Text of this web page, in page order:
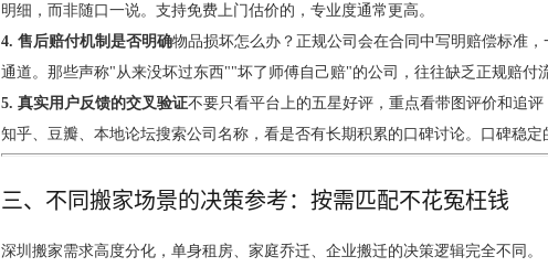
明细，而非随口一说。支持免费上门估价的，专业度通常更高。
4. 售后赔付机制是否明确物品损坏怎么办？正规公司会在合同中写明赔偿标准
通道。那些声称"从来没坏过东西""坏了师傅自己赔"的公司，往往缺乏正规赔付
5. 真实用户反馈的交叉验证不要只看平台上的五星好评，重点看带图评价和追
知乎、豆瓣、本地论坛搜索公司名称，看是否有长期积累的口碑讨论。口碑稳定
三、不同搬家场景的决策参考：按需匹配不花冤枉钱
深圳搬家需求高度分化，单身租房、家庭乔迁、企业搬迁的决策逻辑完全不同。